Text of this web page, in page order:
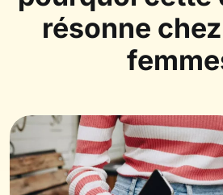
résonne